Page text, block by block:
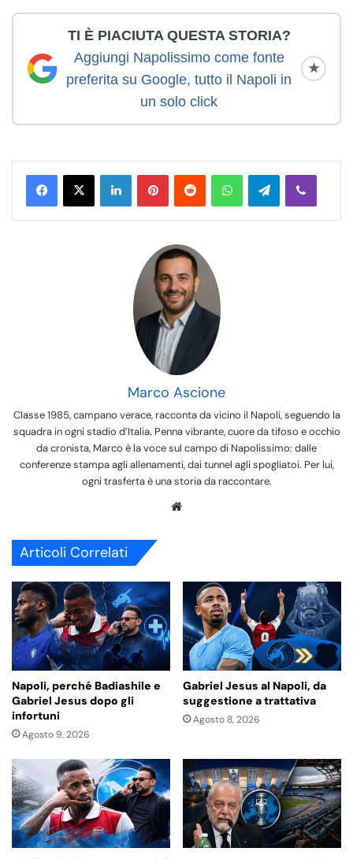
TI È PIACIUTA QUESTA STORIA?
Aggiungi Napolissimo come fonte
preferita su Google, tutto il Napoli in
un solo click
★
WhatsApp Telegram
Marco Ascione
Classe 1985, campano verace, racconta da vicino il Napoli, seguendo la
squadra in ogni stadio d’Italia. Penna vibrante, cuore da tifoso e occhio
da cronista, Marco è la voce sul campo di Napolissimo: dalle
conferenze stampa agli allenamenti, dai tunnel agli spogliatoi. Per lui,
ogni trasferta è una storia da raccontare.
Articoli Correlati
Napoli, perché Badiashile e
Gabriel Jesus dopo gli
infortuni
Agosto 9, 2026
Gabriel Jesus al Napoli, da
suggestione a trattativa
Agosto 8, 2026